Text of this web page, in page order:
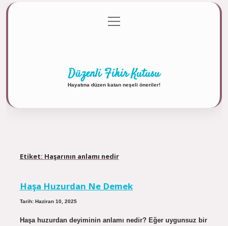
Gizlilik Politikası
menüyü
aç
Düzenli Fikir Kutusu
Hayatına düzen katan neşeli öneriler!
Etiket: Haşarının anlamı nedir
Haşa Huzurdan Ne Demek
Tarih: Haziran 10, 2025
Haşa huzurdan deyiminin anlamı nedir? Eğer uygunsuz bir